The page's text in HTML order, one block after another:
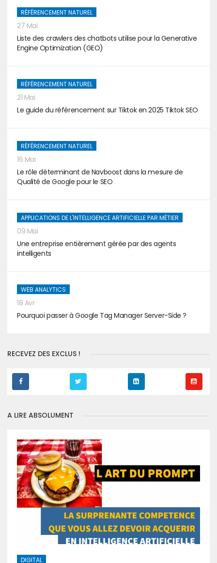
RÉFÉRENCEMENT NATUREL
27 Mai
Liste des crawlers des chatbots utilise pour la Generative
Engine Optimization (GEO)
RÉFÉRENCEMENT NATUREL
21 Mai
Le guide du référencement sur Tiktok en 2025 Tiktok SEO
RÉFÉRENCEMENT NATUREL
16 Mai
Le rôle déterminant de Navboost dans la mesure de
Qualité de Google pour le SEO
APPLICATIONS DE L'INTELLIGENCE ARTIFICIELLE PAR MÉTIER
09 Mai
Une entreprise entièrement gérée par des agents
intelligents
WEB ANALYTICS
18 Avr
Pourquoi passer à Google Tag Manager Server-Side ?
RECEVEZ DES EXCLUS !
A LIRE ABSOLUMENT
DIGITAL